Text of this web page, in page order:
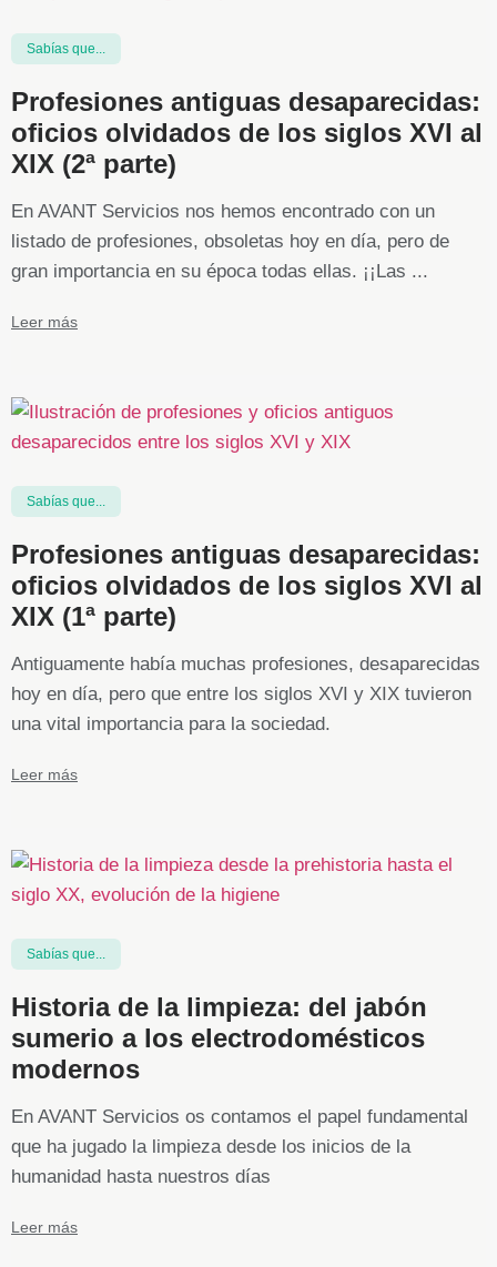
Sabías que...
Profesiones antiguas desaparecidas:
oficios olvidados de los siglos XVI al
XIX (2ª parte)
En AVANT Servicios nos hemos encontrado con un
listado de profesiones, obsoletas hoy en día, pero de
gran importancia en su época todas ellas. ¡¡Las ...
Leer más
Sabías que...
Profesiones antiguas desaparecidas:
oficios olvidados de los siglos XVI al
XIX (1ª parte)
Antiguamente había muchas profesiones, desaparecidas
hoy en día, pero que entre los siglos XVI y XIX tuvieron
una vital importancia para la sociedad.
Leer más
Sabías que...
Historia de la limpieza: del jabón
sumerio a los electrodomésticos
modernos
En AVANT Servicios os contamos el papel fundamental
que ha jugado la limpieza desde los inicios de la
humanidad hasta nuestros días
Leer más